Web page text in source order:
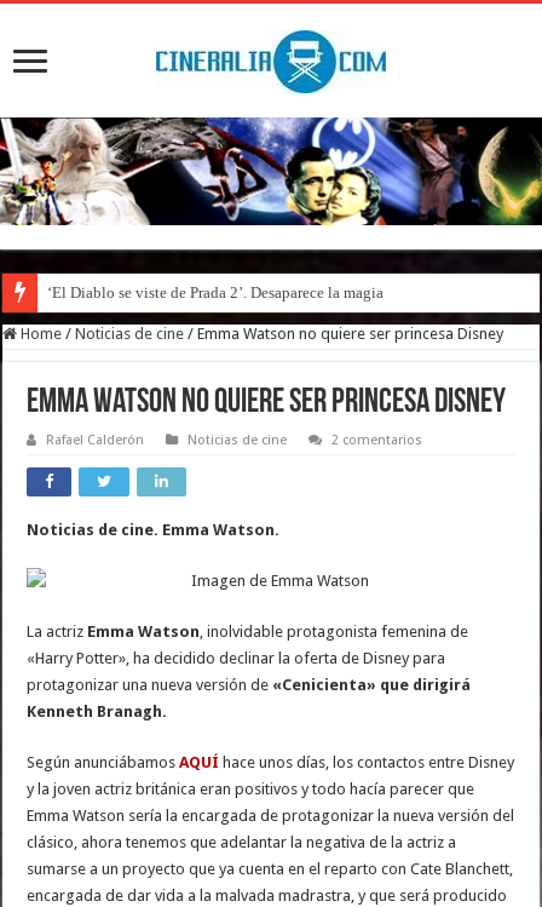
‘El Diablo se viste de Prada 2’. Desaparece la magia
Home / Noticias de cine / Emma Watson no quiere ser princesa Disney
Emma Watson no quiere ser princesa Disney
Rafael Calderón Noticias de cine 2 comentarios
Noticias de cine. Emma Watson.
La actriz Emma Watson, inolvidable protagonista femenina de
«Harry Potter», ha decidido declinar la oferta de Disney para
protagonizar una nueva versión de «Cenicienta» que dirigirá
Kenneth Branagh.
Según anunciábamosAQUÍ hace unos días, los contactos entre Disney
y la joven actriz británica eran positivos y todo hacía parecer que
Emma Watson sería la encargada de protagonizar la nueva versión del
clásico, ahora tenemos que adelantar la negativa de la actriz a
sumarse a un proyecto que ya cuenta en el reparto con Cate Blanchett,
encargada de dar vida a la malvada madrastra, y que será producido